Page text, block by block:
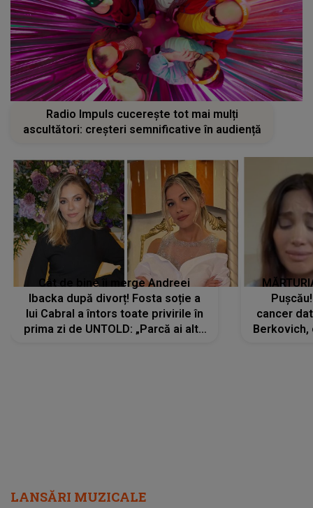
Radio Impuls cucerește tot mai mulți
ascultători: creșteri semnificative în audiență
Cât de bine îi merge Andreei
Ibacka după divorț! Fosta soție a
lui Cabral a întors toate privirile în
prima zi de UNTOLD: „Parcă ai altă
cancer
Berkovich,
LANSĂRI MUZICALE